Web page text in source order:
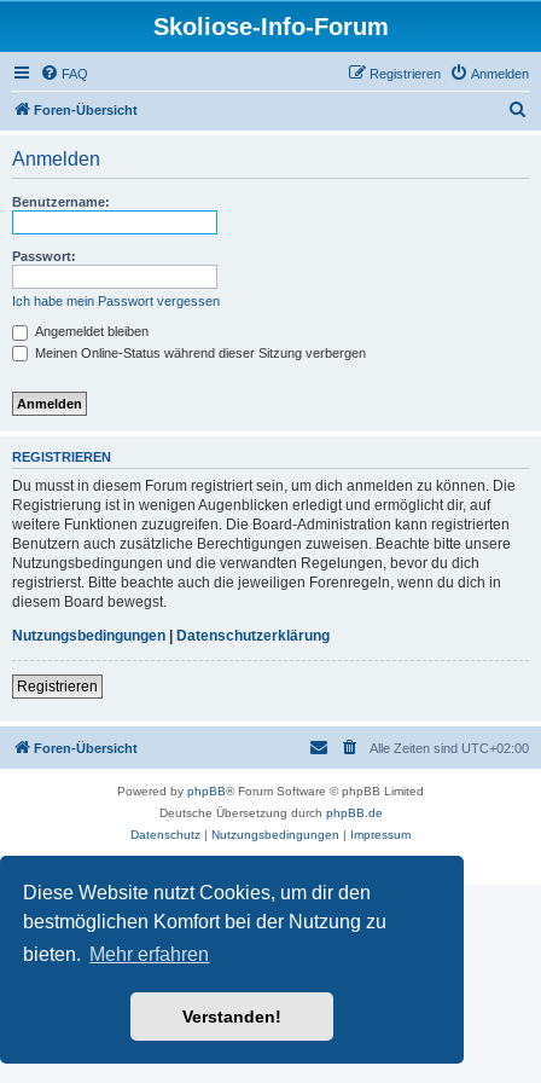
Diese Website nutzt Cookies, um dir den
bestmöglichen Komfort bei der Nutzung zu
bieten. Mehr erfahren
Verstanden!
Skoliose-Info-Forum
FAQ Anmelden
Registrieren
Foren-Übersicht
Anmelden
Benutzername:
Passwort:
Ich habe mein Passwort vergessen
Angemeldet bleiben
Meinen Online-Status während dieser Sitzung verbergen
REGISTRIEREN
Du musst in diesem Forum registriert sein, um dich anmelden zu können. Die
Registrierung ist in wenigen Augenblicken erledigt und ermöglicht dir, auf
weitere Funktionen zuzugreifen. Die Board-Administration kann registrierten
Benutzern auch zusätzliche Berechtigungen zuweisen. Beachte bitte unsere
Nutzungsbedingungen und die verwandten Regelungen, bevor du dich
registrierst. Bitte beachte auch die jeweiligen Forenregeln, wenn du dich in
diesem Board bewegst.
Nutzungsbedingungen | Datenschutzerklärung
Registrieren
Foren-Übersicht Alle Zeiten sind UTC+02:00
Powered by phpBB® Forum Software © phpBB Limited
Deutsche Übersetzung durch phpBB.de
Datenschutz | Nutzungsbedingungen | Impressum